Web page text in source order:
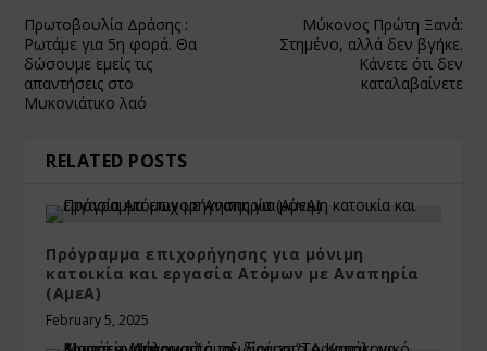
Πρωτοβουλία Δράσης :
Ρωτάμε για 5η φορά. Θα
δώσουμε εμείς τις
απαντήσεις στο
Μυκονιάτικο λαό
Μύκονος Πρώτη Ξανά:
Στημένο, αλλά δεν βγήκε.
Κάνετε ότι δεν
καταλαβαίνετε
RELATED POSTS
Πρόγραμμα επιχορήγησης για μόνιμη
κατοικία και εργασία Ατόμων με Αναπηρία
(ΑμεΑ)
February 5, 2025